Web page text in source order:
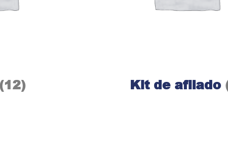
(12) Kit de afilado